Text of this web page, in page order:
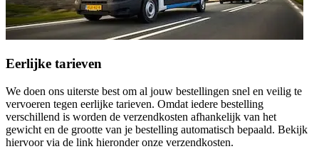
Eerlijke tarieven
We doen ons uiterste best om al jouw bestellingen snel en veilig te
vervoeren tegen eerlijke tarieven. Omdat iedere bestelling
verschillend is worden de verzendkosten afhankelijk van het
gewicht en de grootte van je bestelling automatisch bepaald. Bekijk
hiervoor via de link hieronder onze verzendkosten.